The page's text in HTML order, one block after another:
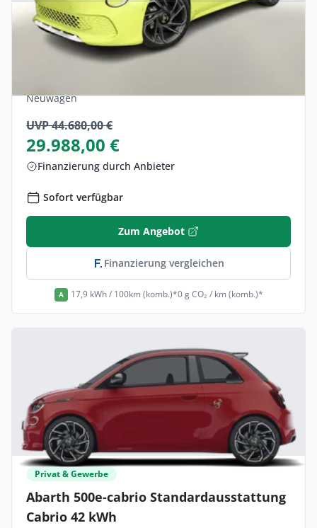
Privat & Gewerbe
Abarth 500e 42 kWh Turismo LED Pano
Nav JBL SHZ Kam PDC Finanzierung
Neuwagen
UVP 44.680,00 €
29.988,00 €
Finanzierung durch Anbieter
Sofort verfügbar
Zum Angebot
Finanzierung vergleichen
A 17,9 kWh / 100km (komb.)*0 g CO₂ / km (komb.)*
Privat & Gewerbe
Abarth 500e-cabrio Standardausstattung
Cabrio 42 kWh